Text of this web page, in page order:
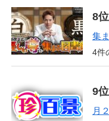
集
4件
月